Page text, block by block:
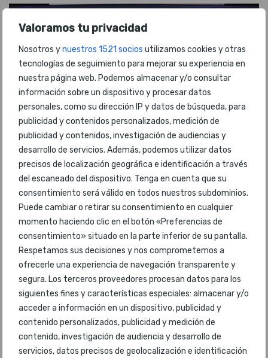
Valoramos tu privacidad
Nosotros ynuestros 1521 socios utilizamos cookies y otras
tecnologías de seguimiento para mejorar su experiencia en
nuestra página web. Podemos almacenar y/o consultar
información sobre un dispositivo y procesar datos
personales, como su dirección IP y datos de búsqueda, para
publicidad y contenidos personalizados, medición de
publicidad y contenidos, investigación de audiencias y
desarrollo de servicios. Además, podemos utilizar datos
precisos de localización geográfica e identificación a través
del escaneado del dispositivo. Tenga en cuenta que su
consentimiento será válido en todos nuestros subdominios.
Puede cambiar o retirar su consentimiento en cualquier
momento haciendo clic en el botón «Preferencias de
consentimiento» situado en la parte inferior de su pantalla.
Respetamos sus decisiones y nos comprometemos a
ofrecerle una experiencia de navegación transparente y
segura. Los terceros proveedores procesan datos para los
siguientes fines y características especiales: almacenar y/o
acceder a información en un dispositivo, publicidad y
contenido personalizados, publicidad y medición de
contenido, investigación de audiencia y desarrollo de
servicios, datos precisos de geolocalización e identificación
Las 10 mejores terminales aéreas de bajo
coste en 2024
Los 10 aeropuertos principales por región
mundial 2024